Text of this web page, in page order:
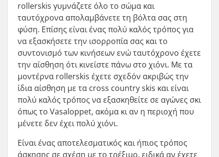
rollerskis γυμνάζετε όλο το σώμα και
ταυτόχρονα απολαμβάνετε τη βόλτα σας στη
φύση. Επίσης είναι ένας πολύ καλός τρόπος για
να εξασκήσετε την ισορροπία σας και το
συντονισμό των κινήσεων ενώ ταυτόχρονο έχετε
την αίσθηση ότι κινείστε πάνω στο χιόνι. Με τα
μοντέρνα rollerskis έχετε σχεδόν ακριβώς την
ίδια αίσθηση με τα cross country skis και είναι
πολύ καλός τρόπος να εξασκηθείτε σε αγώνες σκι
όπως το Vasaloppet, ακόμα κι αν η περιοχή που
μένετε δεν έχει πολύ χιόνι.
Είναι ένας αποτελεσματικός και ήπιος τρόπος
άσκησης σε σχέση με το τρέξιμο, ειδικά αν έχετε